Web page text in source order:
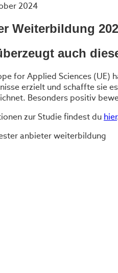
2024
Weiterbildung
auch
for Applied Sciences
erzielt und schaffte sie
Besonders positiv
zur Studie findest du hier